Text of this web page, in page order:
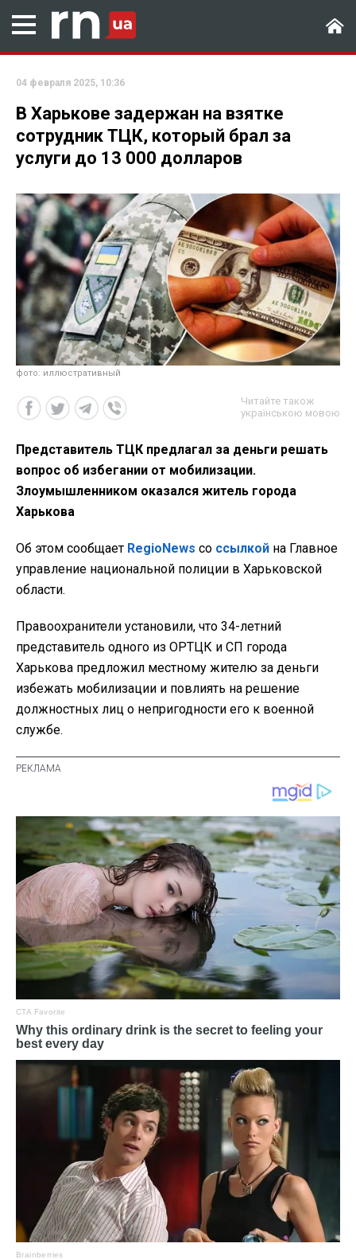
04 февраля 2025, 10:36
В Харькове задержан на взятке
сотрудник ТЦК, который брал за
услуги до 13 000 долларов
фото: иллюстративный
Читайте також
українською мовою
Представитель ТЦК предлагал за деньги решать
вопрос об избегании от мобилизации.
Злоумышленником оказался житель города
Харькова
Об этом сообщает RegioNews со ссылкой на Главное
управление национальной полиции в Харьковской
области.
Правоохранители установили, что 34-летний
представитель одного из ОРТЦК и СП города
Харькова предложил местному жителю за деньги
избежать мобилизации и повлиять на решение
должностных лиц о непригодности его к военной
службе.